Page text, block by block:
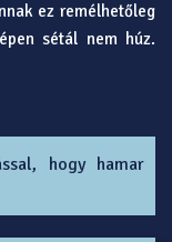
ez remélhetőleg
sétál nem húz.
hogy hamar